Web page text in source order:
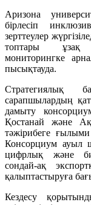
Аризона
бірлесіп
зерттеулер
топтары ұзақ
мониторингке
пысықтауда.
Стратегиялық
сарапшылардың
дамыту
Қостанай және
тәжірибеге ғылыми
Консорциум ауыл
цифрлық және
сондай-ақ
қалыптастыруға
Кездесу